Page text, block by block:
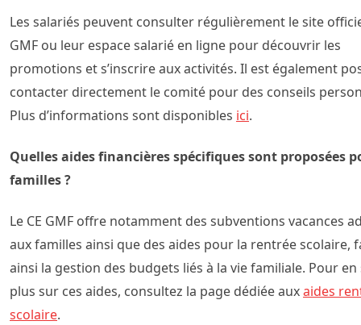
Les salariés peuvent consulter régulièrement le site
GMF ou leur espace salarié en ligne pour découvrir les
promotions et s’inscrire aux activités. Il est également
contacter directement le comité pour des conseils
Plus d’informations sont disponibles ici.
Quelles aides financières spécifiques sont proposées
familles ?
Le CE GMF offre notamment des subventions vacances
aux familles ainsi que des aides pour la rentrée scolaire,
ainsi la gestion des budgets liés à la vie familiale. Pour en
plus sur ces aides, consultez la page dédiée auxaides
scolaire.